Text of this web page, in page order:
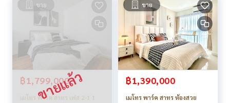
ขาย
฿1,799,000
เมโทร พาร์ค สาทร เฟส 2-1 1
ขาย
฿1,390,000
เมโทร พาร์ค สาทร ห้องสวย